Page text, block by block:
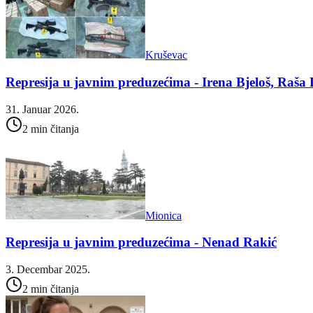
Kruševac
Represija u javnim preduzećima - Irena Bjeloš,
31. Januar 2026.
2 min čitanja
Mionica
Represija u javnim preduzećima - Nenad Rakić
3. Decembar 2025.
2 min čitanja